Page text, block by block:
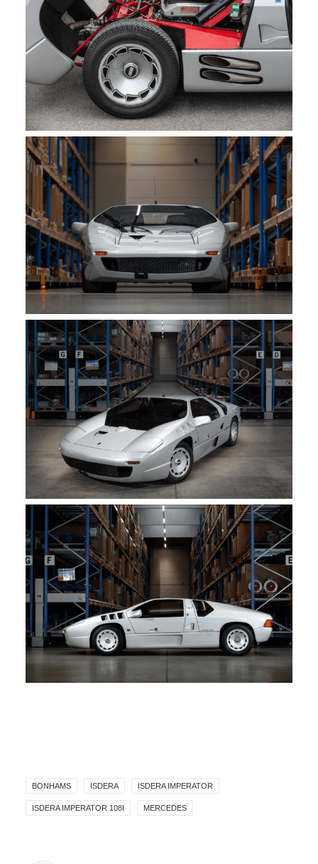
BONHAMS ISDERA ISDERA IMPERATOR
ISDERA IMPERATOR 108I MERCEDES